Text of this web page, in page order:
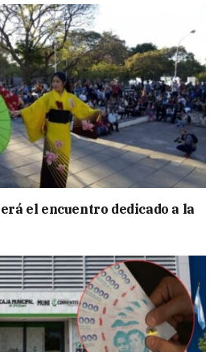
el encuentro dedicado a la